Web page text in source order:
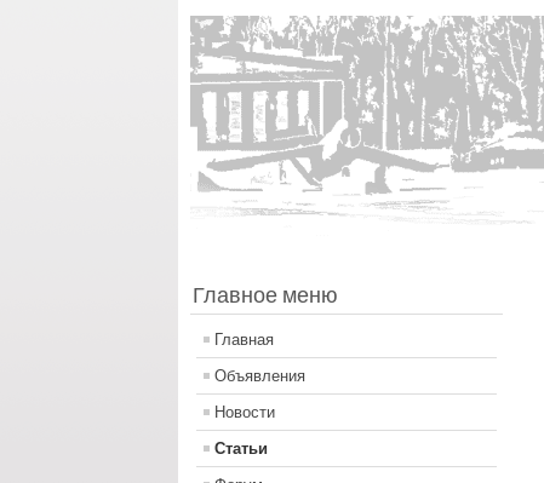
Главное меню
Главная
Объявления
Новости
Статьи